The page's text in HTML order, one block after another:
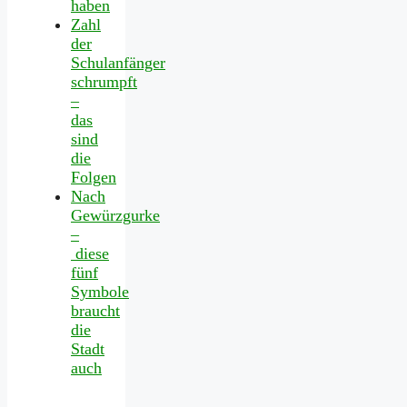
haben
Zahl
der
Schulanfänger
schrumpft
–
das
sind
die
Folgen
Nach
Gewürzgurke
–
diese
fünf
Symbole
braucht
die
Stadt
auch